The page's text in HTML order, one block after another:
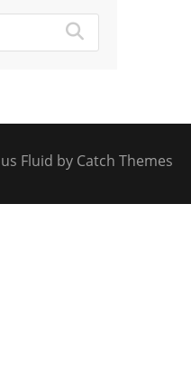
Fluid by Catch Themes